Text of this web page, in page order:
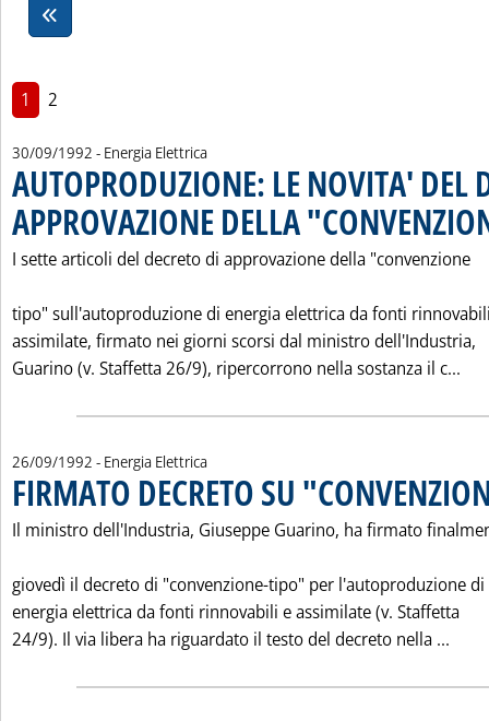
1 2
30/09/1992 - Energia Elettrica
AUTOPRODUZIONE: LE NOVITA' DEL
APPROVAZIONE DELLA
I sette articoli del decreto di approvazione della "convenzione
tipo" sull'autoproduzione di energia elettrica da fonti
assimilate, firmato nei giorni scorsi dal ministro dell'Industria,
Guarino (v. Staffetta 26/9), ripercorrono nella sostanza il c...
26/09/1992 - Energia Elettrica
FIRMATO DECRETO SU
Il ministro dell'Industria, Giuseppe Guarino, ha firmato
giovedì il decreto di "convenzione-tipo" per l'autoproduzione di
energia elettrica da fonti rinnovabili e assimilate (v. Staffetta
24/9). Il via libera ha riguardato il testo del decreto nella ...